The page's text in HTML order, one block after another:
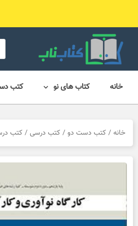
محتوا
خانه کتاب های نو کتب
خانه / کتب دست دو / کتب درسی / کتب